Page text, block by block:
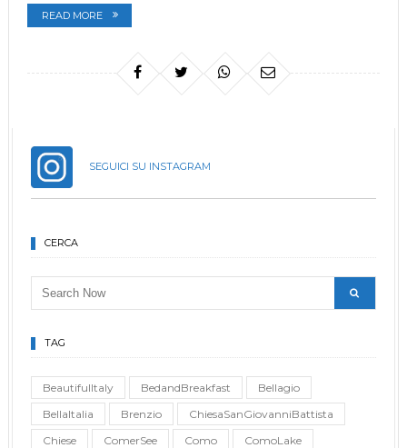
READ MORE
SEGUICI SU INSTAGRAM
CERCA
TAG
BeautifulItaly BedandBreakfast
Bellagio
BellaItalia
Brenzio
ChiesaSanGiovanniBattista
Chiese
ComerSee Como
ComoLake